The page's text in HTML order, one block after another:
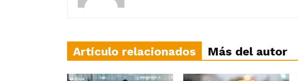
Artículo relacionados Más del autor